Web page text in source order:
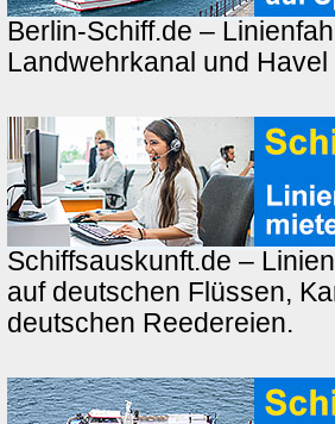
Berlin-Schiff.de –
Landwehrkanal und Havel
Schiffsauskunft.de –
auf deutschen Flüssen,
deutschen Reedereien.